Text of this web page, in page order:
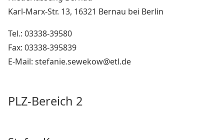
Karl-Marx-Str. 13, 16321 Bernau bei Berlin
Tel.: 03338-39580
Fax: 03338-395839
E-Mail: stefanie.sewekow@etl.de
PLZ-Bereich 2